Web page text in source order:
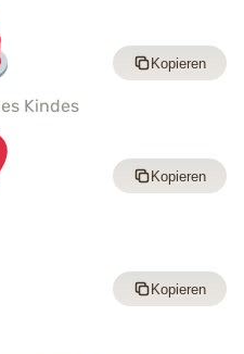
Kindes
Kopieren
Kopieren
Kopieren